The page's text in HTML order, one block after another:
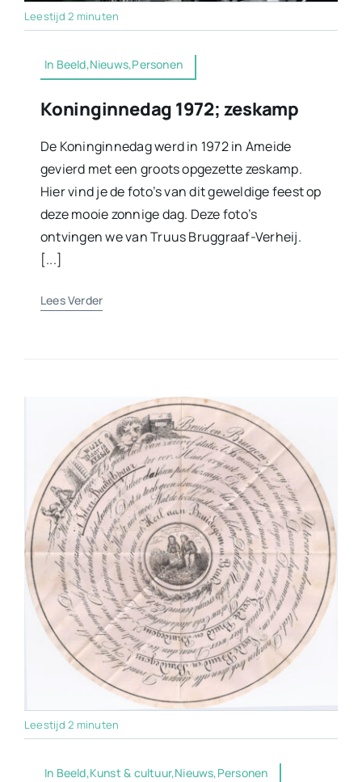
Leestijd 2 minuten
In Beeld,Nieuws,Personen
Koninginnedag 1972; zeskamp
De Koninginnedag werd in 1972 in Ameide
gevierd met een groots opgezette zeskamp.
Hier vind je de foto’s van dit geweldige feest op
deze mooie zonnige dag. Deze foto’s
ontvingen we van Truus Bruggraaf-Verheij.
[...]
Lees Verder
Leestijd 2 minuten
In Beeld,Kunst & cultuur,Nieuws,Personen